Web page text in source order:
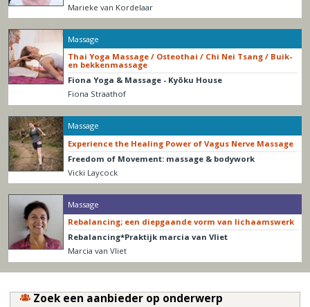
Marieke van Kordelaar
Massage
Thai Yoga Massage / Osteothai / Chi Nei Tsang / Buik-
en bekkenmassage
Fiona Yoga & Massage - Kyōku House
Fiona Straathof
Massage
Experience the Healing Power of Vagus Nerve Massage
Freedom of Movement: massage & bodywork
Vicki Laycock
Massage
Rebalancing; een diepgaande vorm van lichaamswerk
Rebalancing*Praktijk marcia van Vliet
Marcia van Vliet
Zoek een aanbieder op onderwerp